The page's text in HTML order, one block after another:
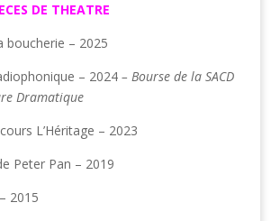
DE THEATRE
boucherie – 2025
– 2024 – Bourse de la SACD
Dramatique
L’Héritage – 2023
Peter Pan – 2019
2015